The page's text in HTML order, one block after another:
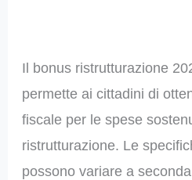
Il bonus ristrutturazione
permette ai cittadini di
fiscale per le spese
ristrutturazione. Le
possono variare a